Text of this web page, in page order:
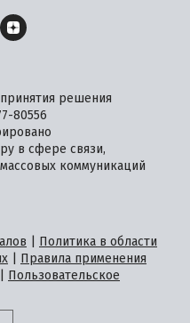
решения
80556
в сфере связи,
коммуникаций
Политика в области
Правила применения
Пользовательское